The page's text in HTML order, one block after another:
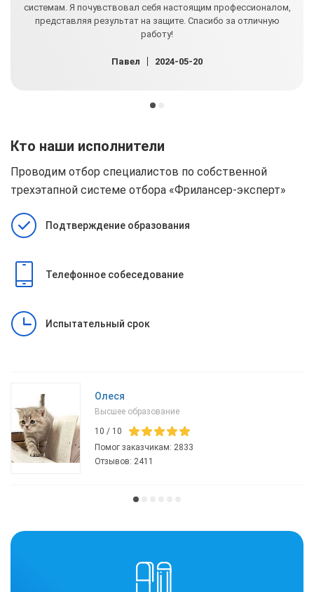
системам. Я почувствовал себя настоящим профессионалом,
представляя результат на защите. Спасибо за отличную
работу!
Павел 2024-05-20
Кто наши исполнители
Проводим отбор специалистов по собственной
трехэтапной системе отбора «Фрилансер-эксперт»
Подтверждение образования
Телефонное собеседование
Испытательный срок
Олеся
Высшее образование
10 / 10
Помог заказчикам: 2833
Отзывов: 2411